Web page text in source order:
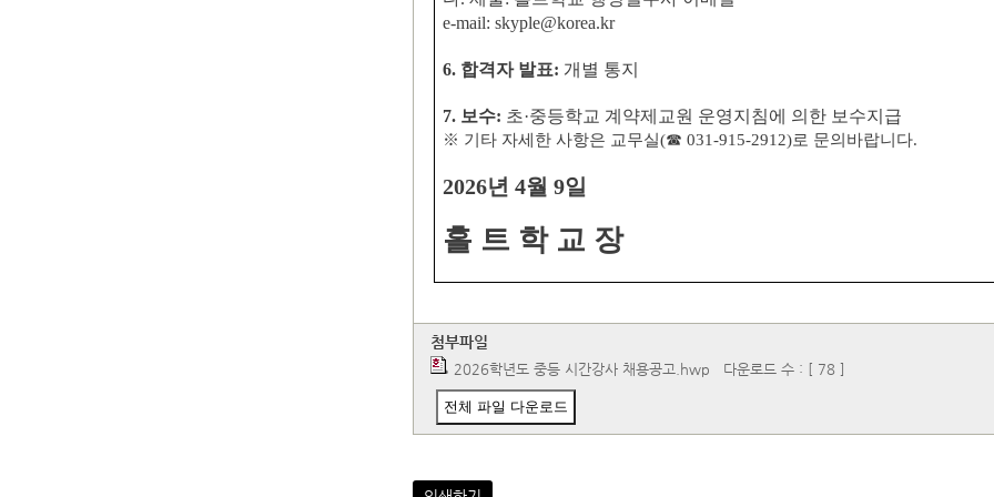
e-mail: skyple@korea.kr
6. 합격자 발표: 개별 통지
7. 보수: 초·중등학교 계약제교원 운영지침에 의한 보수지급
※ 기타 자세한 사항은 교무실(☎ 031-915-2912)로 문의바랍니다.
2026년 4월 9일
홀 트 학 교 장
첨부파일
2026학년도 중등 시간강사 채용공고.hwp 다운로드 수 : [ 78 ]
전체 파일 다운로드